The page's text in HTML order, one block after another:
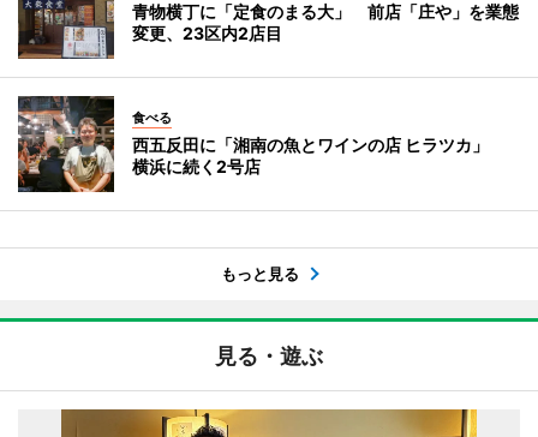
青物横丁に「定食のまる大」 前店「庄や」を業態
変更、23区内2店目
食べる
西五反田に「湘南の魚とワインの店 ヒラツカ」
横浜に続く2号店
もっと見る
見る・遊ぶ